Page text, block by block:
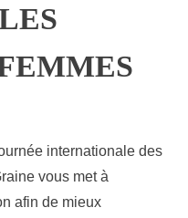
internationale des
vous met à
afin de mieux